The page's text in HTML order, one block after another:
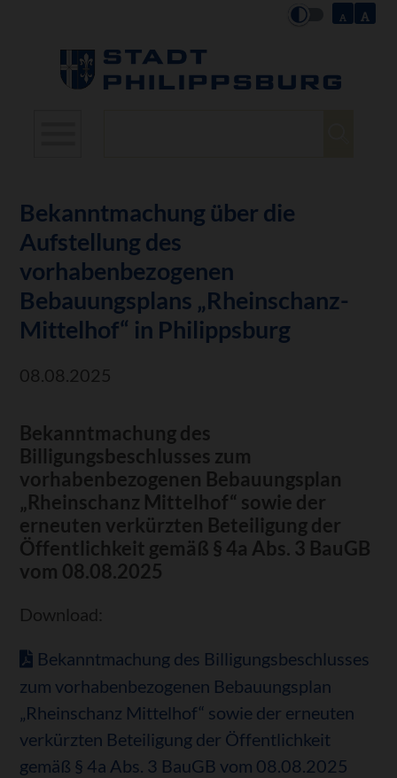
Bekanntmachung über die
Aufstellung des
vorhabenbezogenen
Bebauungsplans „Rheinschanz-
Mittelhof“ in Philippsburg
08.08.2025
Bekanntmachung des
Billigungsbeschlusses zum
vorhabenbezogenen Bebauungsplan
„Rheinschanz Mittelhof“ sowie der
erneuten verkürzten Beteiligung der
Öffentlichkeit gemäß § 4a Abs. 3 BauGB
vom 08.08.2025
Download:
Bekanntmachung des Billigungsbeschlusses
zum vorhabenbezogenen Bebauungsplan
„Rheinschanz Mittelhof“ sowie der erneuten
verkürzten Beteiligung der Öffentlichkeit
gemäß § 4a Abs. 3 BauGB vom 08.08.2025